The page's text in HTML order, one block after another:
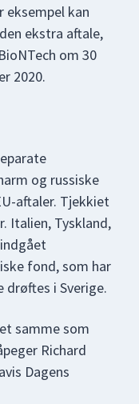
eksempel kan
ekstra aftale,
om 30
2020.
og russiske
aftaler. Tjekkiet
Italien, Tyskland,
fond, som har
drøftes i Sverige.
samme som
Richard
Dagens